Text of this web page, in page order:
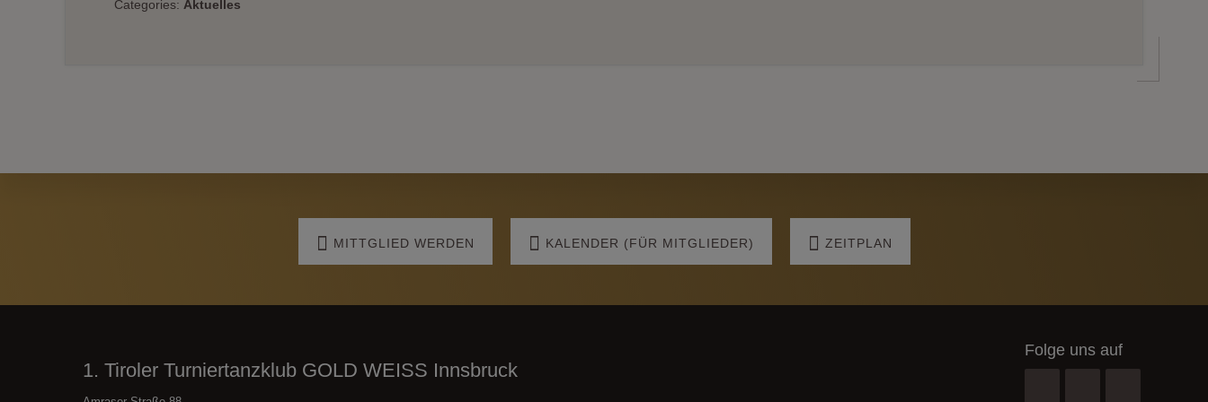
Categories: Aktuelles
MITTGLIED WERDEN KALENDER (FÜR MITGLIEDER) ZEITPLAN
Footer
1. Tiroler Turniertanzklub GOLD WEISS Innsbruck
Folge uns auf